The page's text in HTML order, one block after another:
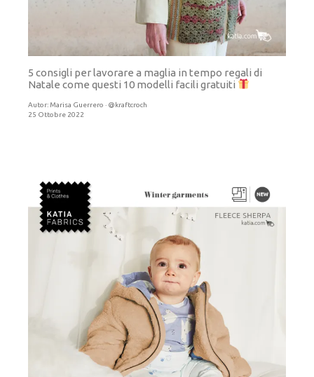
5 consigli per lavorare a maglia in tempo regali di
Natale come questi 10 modelli facili gratuiti
Autor: Marisa Guerrero · @kraftcroch
25 Ottobre 2022